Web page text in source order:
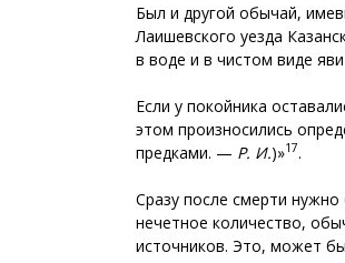
Был и другой обычай,
Лаишевского уезда
в воде и в чистом виде
Если у покойника
этом произносились
предками. — Р. И.)»17.
Сразу после смерти
нечетное количество,
источников. Это, может